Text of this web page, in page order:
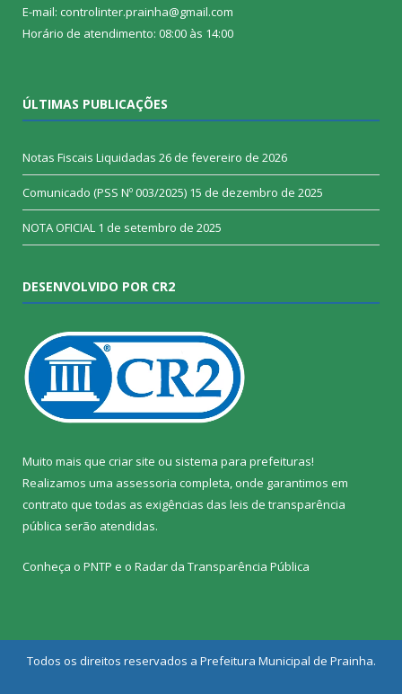
E-mail: controlinter.prainha@gmail.com
Horário de atendimento: 08:00 às 14:00
ÚLTIMAS PUBLICAÇÕES
Notas Fiscais Liquidadas 26 de fevereiro de 2026
Comunicado (PSS Nº 003/2025) 15 de dezembro de 2025
NOTA OFICIAL 1 de setembro de 2025
DESENVOLVIDO POR CR2
Muito mais que criar site ou sistema para prefeituras!
Realizamos uma assessoria completa, onde garantimos em
contrato que todas as exigências das leis de transparência
pública serão atendidas.
Conheça o PNTP e o Radar da Transparência Pública
Todos os direitos reservados a Prefeitura Municipal de Prainha.